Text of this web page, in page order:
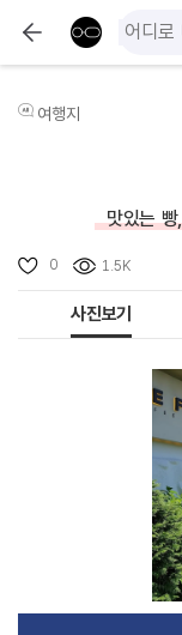
여행지
맛있는
0 1.5K
사진보기